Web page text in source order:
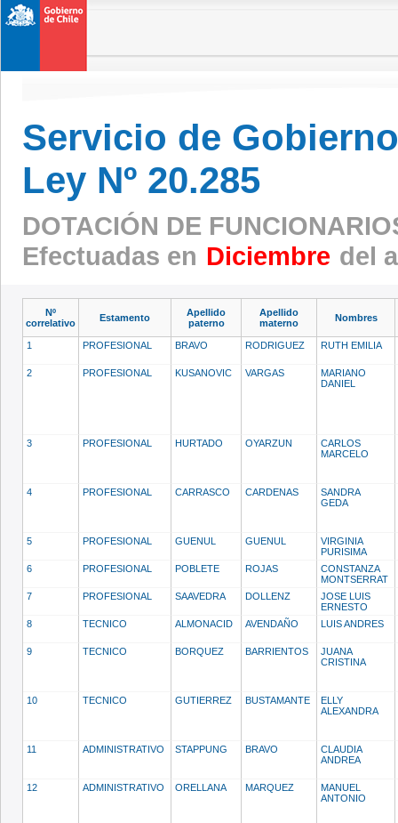
Servicio de
Ley Nº 20.285
DOTACIÓN DE
Efectuadas en Diciembre del
Nº
correlativo
Estamento
Apellido
paterno
Apellido
materno
Nombres
1 PROFESIONAL BRAVO RODRIGUEZ RUTH EMILIA
2 PROFESIONAL KUSANOVIC VARGAS
MARIANO
DANIEL
3 PROFESIONAL HURTADO OYARZUN
CARLOS
MARCELO
4 PROFESIONAL CARRASCO CARDENAS
SANDRA
GEDA
5 PROFESIONAL GUENUL GUENUL
VIRGINIA
PURISIMA
6
PROFESIONAL POBLETE ROJAS
CONSTANZA
MONTSERRAT
7
PROFESIONAL SAAVEDRA DOLLENZ
JOSE LUIS
ERNESTO
8
TECNICO ALMONACID AVENDAÑO LUIS ANDRES
9 TECNICO BORQUEZ BARRIENTOS
JUANA
CRISTINA
10 TECNICO GUTIERREZ BUSTAMANTE
ELLY
ALEXANDRA
11 ADMINISTRATIVO STAPPUNG BRAVO
CLAUDIA
ANDREA
12 ADMINISTRATIVO ORELLANA MARQUEZ
MANUEL
ANTONIO